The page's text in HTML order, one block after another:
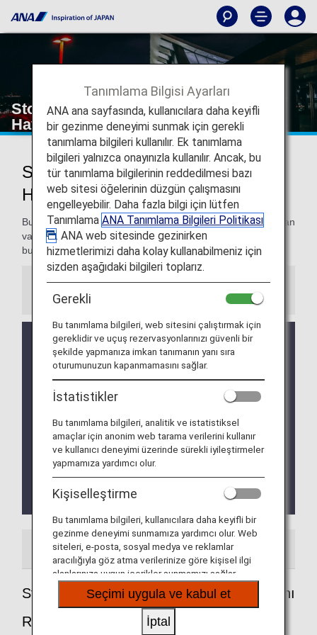
Stockholm - Arlanda Uluslararası
Havaalanı
Stockholm - Arlanda Uluslararası
Havaalanına gidiş ve oradan dönüş
Bu sayfada, Stockholm - Arlanda Uluslararası Havaalanından
varış noktanıza kolayca ulaşmanız için gereken bilgileri
bulacaksınız.
Bilgiler
AB Üyesi Ülkelerdeki yeni Giriş/Çıkış Sisteminin
(EES) Uygulanması
Yeni Giriş/Çıkış Sisteminin (EES) Uygulanması 12
Ekim 2025'te başlayacaktır.
EES'yi uygulayan AB üyesi ülkeler sistemi aşamalı
Buna göre sınır geçiş noktalarında aşamalı şekilde
veri toplama işlemi yapılmaya başlanacaktır ve 10
Nisan 2026 tarihine kadar tamamen uygulanmaya
geçilecektir.
(Yalnızca İngilizce)
Havaalanı Rehberi
Stockholm - Arlanda Uluslararası Havaalanı
Rehberi
Tanımlama Bilgisi Ayarları
ANA ana sayfasında, kullanıcılara daha keyifli
bir gezinme deneyimi sunmak için gerekli
tanımlama bilgileri kullanılır. Ek tanımlama
bilgileri yalnızca onayınızla kullanılır. Ancak, bu
tür tanımlama bilgilerinin reddedilmesi bazı
web sitesi öğelerinin düzgün çalışmasını
engelleyebilir. Daha fazla bilgi için lütfen
Tanımlama ANA Tanımlama Bilgileri Politikası
. ANA web sitesinde gezinirken
hizmetlerimizi daha kolay kullanabilmeniz için
sizden aşağıdaki bilgileri toplarız.
Gerekli
Bu tanımlama bilgileri, web sitesini çalıştırmak için
gereklidir ve uçuş rezervasyonlarınızı güvenli bir
şekilde yapmanıza imkan tanımanın yanı sıra
oturumunuzun kapanmamasını sağlar.
İstatistikler
Bu tanımlama bilgileri, analitik ve istatistiksel
amaçlar için anonim web tarama verilerini kullanır
ve kullanıcı deneyimi üzerinde sürekli iyileştirmeler
yapmamıza yardımcı olur.
Kişiselleştirme
Bu tanımlama bilgileri, kullanıcılara daha keyifli bir
gezinme deneyimi sunmamıza yardımcı olur. Web
siteleri, e-posta, sosyal medya ve reklamlar
aracılığıyla göz atma verilerinize göre kişisel ilgi
alanlarınıza uygun içerikler sunmamızı sağlar.
Seçimi uygula ve kabul et
İptal